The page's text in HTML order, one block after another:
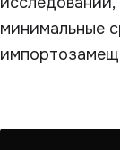
минимальные